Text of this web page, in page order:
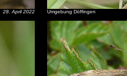
28. April 2022 Umgebung Döffingen